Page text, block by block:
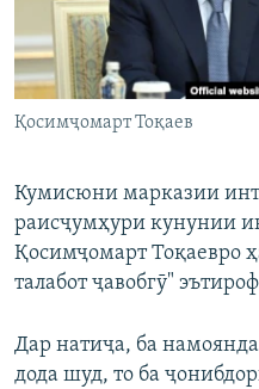
ГУЗОРИШҲОИ РАДИОӢ
Русский
Ҳамаи сомонаҳои RFE/
Қосимҷомарт Тоқаев
Кумисюни марказии
раисҷумҳури кунунии
Қосимҷомарт Тоқаевро
талабот ҷавобгӯ"
Дар натиҷа, ба
дода шуд, то ба